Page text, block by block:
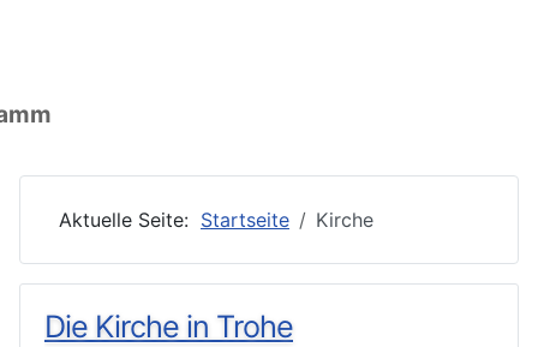
Aktuelle Seite: Startseite Kirche
Die Kirche in Trohe